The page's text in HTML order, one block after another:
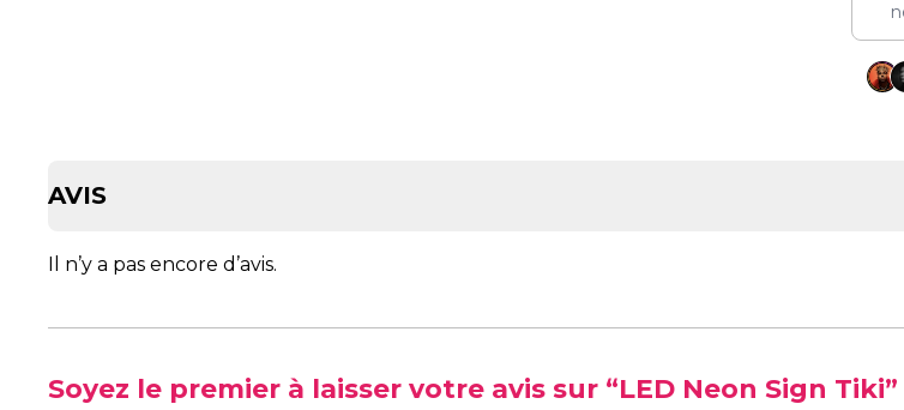
AVIS
Il n’y a pas encore d’avis.
Soyez le premier à laisser votre avis sur “LED Neon Sign Tiki”